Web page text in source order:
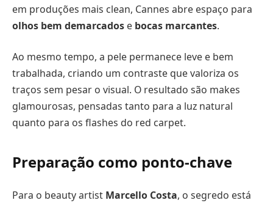
em produções mais clean, Cannes abre espaço para
olhos bem demarcados e bocas marcantes.
Ao mesmo tempo, a pele permanece leve e bem
trabalhada, criando um contraste que valoriza os
traços sem pesar o visual. O resultado são makes
glamourosas, pensadas tanto para a luz natural
quanto para os flashes do red carpet.
Preparação como ponto-chave
Para o beauty artist Marcello Costa, o segredo está